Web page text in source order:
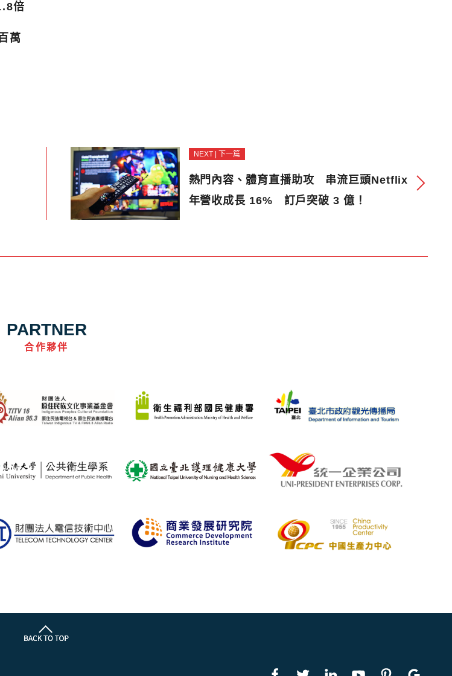
倍
萬
NEXT | 下一篇
熱門內容、體育直播助攻 串流巨頭Netflix
年營收成長 16% 訂戶突破 3 億！
PARTNER
合作夥伴